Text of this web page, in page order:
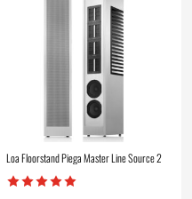
Loa Floorstand Piega Master Line Source 2